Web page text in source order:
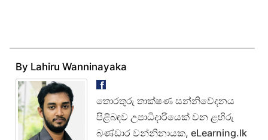
By Lahiru Wanninayaka
තොරතුරු තාක්ෂණ සන්නිවේදනය
පිළිබඳව උපාධිදාරියෙක් වන ළහිරු
බණ්ඩාර වන්නිනායක, eLearning.lk